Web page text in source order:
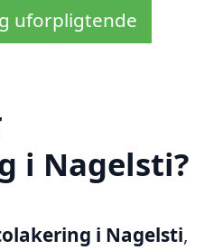
uforpligtende
i Nagelsti?
i Nagelsti,